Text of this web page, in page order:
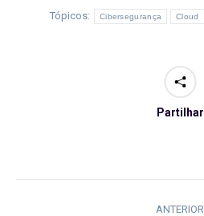
Tópicos: Cibersegurança Cloud
Partilhar
Navegação
ANTERIOR